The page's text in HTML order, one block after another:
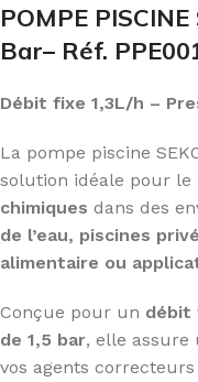
POMPE
Bar– Réf.
Débit fixe 1,3L/h –
La pompe piscine
solution idéale pour le
chimiques dans des
de l’eau, piscines
alimentaire ou
Conçue pour un débit
de 1,5 bar, elle assure
vos agents